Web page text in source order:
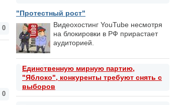
"Протестный рост"
Видеохостинг YouTube несмотря
на блокировки в РФ прирастает
аудиторией.
Единственную мирную партию,
"Яблоко", конкуренты требуют снять с
выборов
0
0